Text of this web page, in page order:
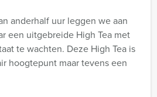
anderhalf uur leggen we aan
een uitgebreide High Tea met
te wachten. Deze High Tea is
hoogtepunt maar tevens een